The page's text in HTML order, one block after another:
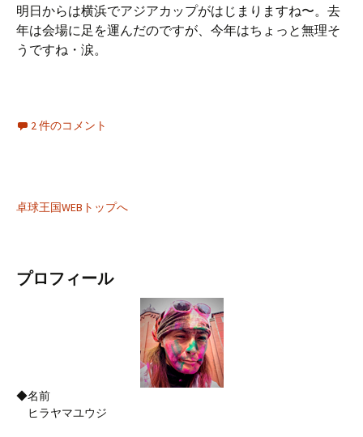
明日からは横浜でアジアカップがはじまりますね〜。去
年は会場に足を運んだのですが、今年はちょっと無理そ
うですね・涙。
2 件のコメント
卓球王国WEBトップへ
プロフィール
◆名前
ヒラヤマユウジ